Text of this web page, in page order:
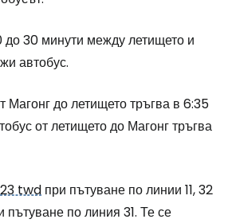
до 30 минути между летището и
автобус.
Магонг до летището тръгва в 6:35
от летището до Магонг тръгва
23 twd при пътуване по линии 11, 32
пътуване по линия 31. Те се